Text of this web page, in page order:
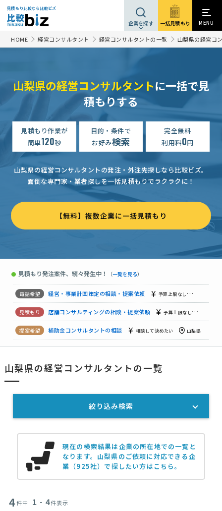
見積もり比較なら比較ビズ
企業を探す 一括見積もり MENU
HOME 経営コンサルタント 経営コンサルタントの一覧 山梨県の経営コ
山梨県の経営コンサルタントに一括で見
積もりする
見積もり作業が
簡単120秒
目的・条件で
お好み検索
完全無料
利用料0円
山梨県の経営コンサルタントの発注・外注先探しなら比較ビズ。
面倒な専門家・業者探しを一括見積もりでラクラクに！
【無料】複数企業に一括見積もり
● 見積もり発注案件、続々発生中！ （一覧を見る）
人事・組織制度構築の相談・提案依頼 予算上限なし 山梨県
店舗コンサルティングの相談・提案依頼 予算上限なし
補助金コンサルタントの相談 相談して決めたい 山梨県
補助金申請・支援の相談 予算上限なし 山梨県
補助金申請・支援の相談 予算上限なし 山梨県
ISO認証コンサルティング・ISO審査の相談・提案依頼 150万円
経営・事業計画策定の相談・提案依頼 予算上限なし 山梨県
経営・事業計画策定の相談・提案依頼 予算上限なし 山梨県
人事・組織制度構築の相談・提案依頼
経営・事業計画策定の相談・提案依頼 予算上限なし
店舗コンサルティングの相談・提案依頼 予算上限なし
補助金コンサルタントの相談 相談して決めたい 山梨県
補助金申請・支援の相談
補助金申請・支援の相談 予算上限なし
山梨県の経営コンサルタントの一覧
現在の検索結果は企業の所在地での一覧と
なります。 山梨県のご依頼に対応できる企
業（925社）で探したい方はこちら。
4件中 1 - 4件表示
絞り込み検索